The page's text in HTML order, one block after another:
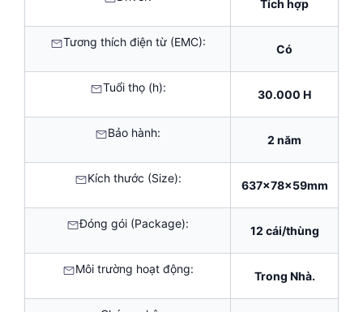
Tích hợp
Tương thích điện từ (EMC):
Có
Tuổi thọ (h):
30.000 H
Bảo hành:
2 năm
Kích thước (Size):
637x78x59mm
Đóng gói (Package):
12 cái/thùng
Môi trường hoạt động:
Trong Nhà.